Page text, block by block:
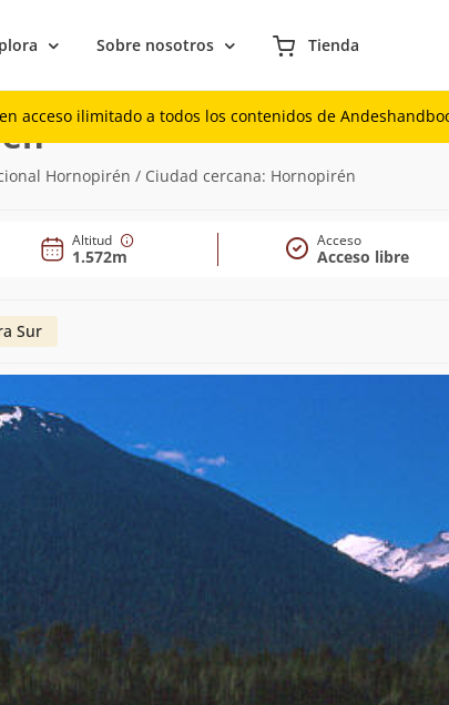
Sobre nosotros Tienda
acceso ilimitado a todos los contenidos de
(1.572m)
Hornopirén / Ciudad cercana: Hornopirén
Altitud
1.572m
Acceso
Acceso libre
Sur